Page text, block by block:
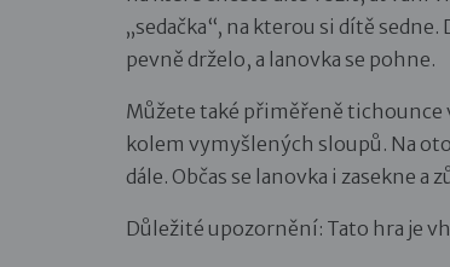
„sedačka“, na kterou si dítě
pevně drželo, a lanovka se pohne.
Můžete také přiměřeně
kolem vymyšlených sloupů. Na
dále. Občas se lanovka i zasekne a
Důležité upozornění: Tato hra je